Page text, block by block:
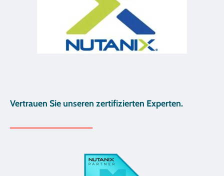
Vertrauen Sie unseren zertifizierten Experten.